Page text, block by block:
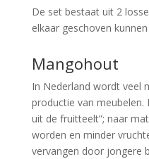
De set bestaat uit 2
elkaar geschoven
Mangohout
In Nederland wordt veel
productie van
uit de fruitteelt”; naar
worden en minder
vervangen door jongere